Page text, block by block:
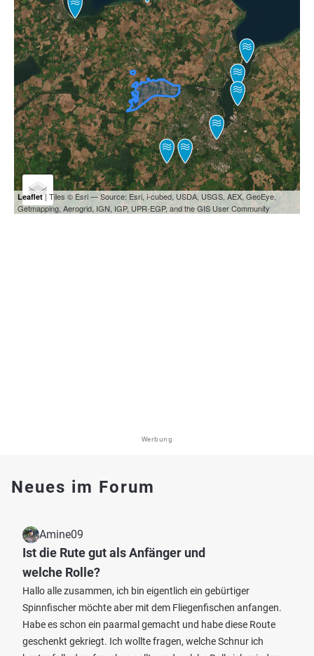
Leaflet| Tiles © Esri — Source: Esri, i-cubed, USDA, USGS, AEX, GeoEye,
Getmapping, Aerogrid, IGN, IGP, UPR-EGP, and the GIS User Community
Werbung
Neues im Forum
Amine09
Ist die Rute gut als Anfänger und
welche Rolle?
Hallo alle zusammen, ich bin eigentlich ein gebürtiger
Spinnfischer möchte aber mit dem Fliegenfischen anfangen.
Habe es schon ein paarmal gemacht und habe diese Route
geschenkt gekriegt. Ich wollte fragen, welche Schnur ich